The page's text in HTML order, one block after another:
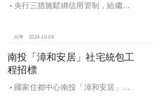
央行三措施鬆綁信用管制，給繼
台灣 2024-10-09
南投「漳和安居」社宅統包工
程招標
國家住都中心南投「漳和安居」社